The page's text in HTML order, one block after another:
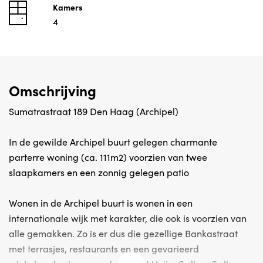
Kamers
4
Omschrijving
Sumatrastraat 189 Den Haag (Archipel)
In de gewilde Archipel buurt gelegen charmante
parterre woning (ca. 111m2) voorzien van twee
slaapkamers en een zonnig gelegen patio
Wonen in de Archipel buurt is wonen in een
internationale wijk met karakter, die ook is voorzien van
alle gemakken. Zo is er dus die gezellige Bankastraat
met terrasjes, restaurants en een gevarieerd